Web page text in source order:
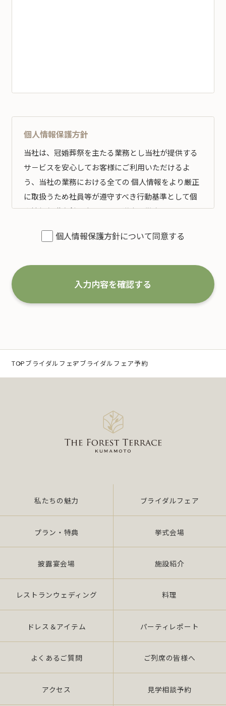
個人情報保護方針
当社は、冠婚葬祭を主たる業務とし当社が提供する
サ－ビスを安心してお客様にご利用いただけるよ
う、当社の業務における全ての 個人情報をより厳正
に取扱うため社員等が遵守すべき行動基準として個
人情報保護方針を定め、その遵守の徹底を図りま
1.事業の内容及び規模を考慮した適切な個人情報
特定するとともに、法で定める場合を除き、その利
用目的の達成に必要な範囲 内において利用いたしま
す。
（1）冠婚葬祭業及び冠婚葬祭の会員募集に関する業
（2）互助会掛金の回収および案内に関する業務
（3）少額短期保険募集代理店としての保険募集およ
また、当社は特定された個人情報の利用目的の達成
に必要な範囲を超えた個人情報の取扱い（目的外利
用）を行いません。
人情報保護マネジメントシステムの要求事項」に準
拠したマネジメン トシステムを遵守し、厳正な管理
の下で行います。
2.個人情報の適切な取扱い
当社は、個人情報の取扱いに関し、JIS Q 15001：
2006 の要求事項、法令「個人情報保護法（平成 17
年 4 月施行）（以下、「法」 という。）」及び社団
法人全日本冠婚葬祭互助協会が定める指針、その他
の規範を遵守いたします。
個人情報保護方針について同意する
入力内容を確認する
TOPブライダルフェアブライダルフェア予約
私たちの魅力 ブライダルフェア
プラン・特典 挙式会場
披露宴会場 施設紹介
レストランウェディング 料理
ドレス＆アイテム パーティレポート
よくあるご質問 ご列席の皆様へ
アクセス 見学相談予約